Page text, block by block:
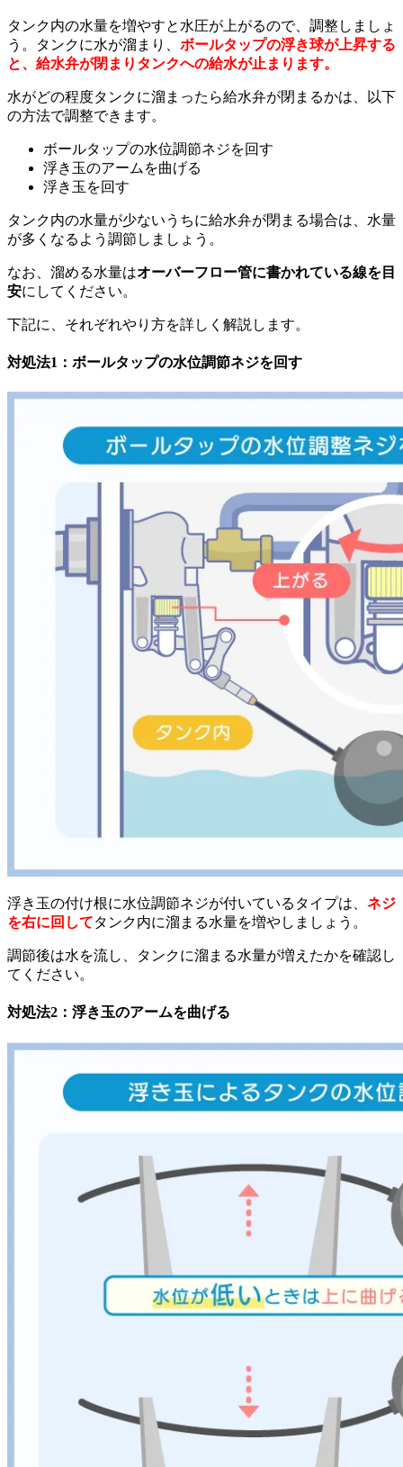
タンク内の水量を増やすと水圧が上がるので、調整しましょ
う。タンクに水が溜まり、 ボールタップの浮き球が上昇する
と、給水弁が閉まりタンクへの給水が止まります。
水がどの程度タンクに溜まったら給水弁が閉まるかは、以下
の方法で調整できます。
ボールタップの水位調節ネジを回す
浮き玉のアームを曲げる
浮き玉を回す
タンク内の水量が少ないうちに給水弁が閉まる場合は、水量
が多くなるよう調節しましょう。
なお、溜める水量はオーバーフロー管に書かれている線を目
安にしてください。
下記に、それぞれやり方を詳しく解説します。
対処法1：ボールタップの水位調節ネジを回す
浮き玉の付け根に水位調節ネジが付いているタイプは、 ネジ
を右に回してタンク内に溜まる水量を増やしましょう。
調節後は水を流し、タンクに溜まる水量が増えたかを確認し
てください。
対処法2：浮き玉のアームを曲げる